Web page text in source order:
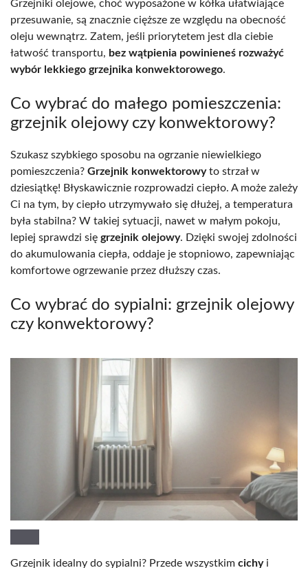
Grzejniki olejowe, choć wyposażone w kółka ułatwiające
przesuwanie, są znacznie cięższe ze względu na obecność
oleju wewnątrz. Zatem, jeśli priorytetem jest dla ciebie
łatwość transportu, bez wątpienia powinieneś rozważyć
wybór lekkiego grzejnika konwektorowego.
Co wybrać do małego pomieszczenia:
grzejnik olejowy czy konwektorowy?
Szukasz szybkiego sposobu na ogrzanie niewielkiego
pomieszczenia? Grzejnik konwektorowyto strzał w
dziesiątkę! Błyskawicznie rozprowadzi ciepło. A może zależy
Ci na tym, by ciepło utrzymywało się dłużej, a temperatura
była stabilna? W takiej sytuacji, nawet w małym pokoju,
lepiej sprawdzi się grzejnik olejowy. Dzięki swojej zdolności
do akumulowania ciepła, oddaje je stopniowo, zapewniając
komfortowe ogrzewanie przez dłuższy czas.
Co wybrać do sypialni: grzejnik olejowy
czy konwektorowy?
Grzejnik idealny do sypialni? Przede wszystkim cichyi